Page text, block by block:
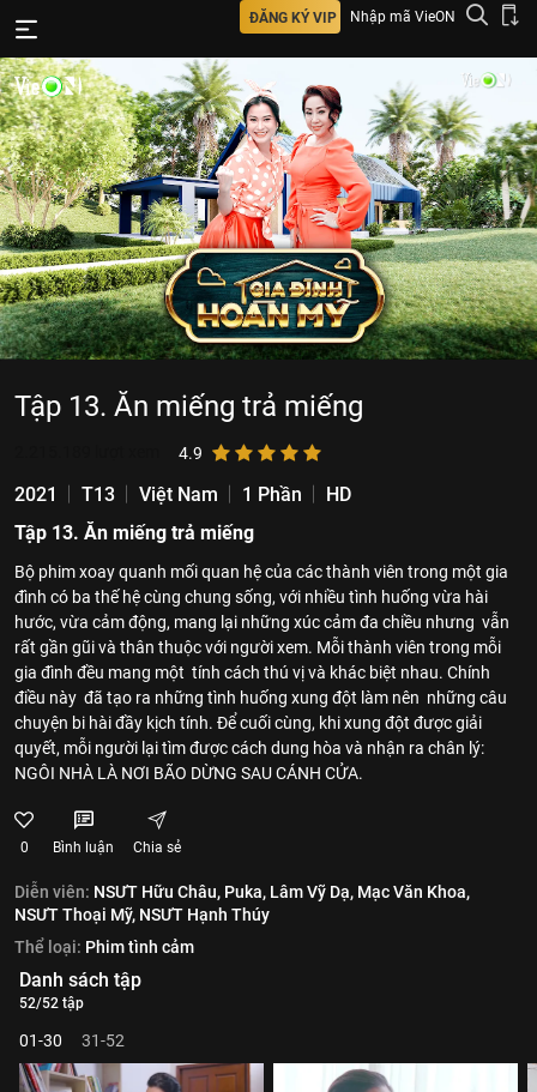
ĐĂNG KÝ VIP Nhập mã VieON
Tập 13. Ăn miếng trả miếng
4.9
2021 T13 Việt Nam 1 Phần
HD
Tập 13. Ăn miếng trả miếng
Bộ phim xoay quanh mối quan hệ của các thành viên trong một gia
đình có ba thế hệ cùng chung sống, với nhiều tình huống vừa hài
hước, vừa cảm động, mang lại những xúc cảm đa chiều nhưng vẫn
rất gần gũi và thân thuộc với người xem. Mỗi thành viên trong mỗi
gia đình đều mang một tính cách thú vị và khác biệt nhau. Chính
điều này đã tạo ra những tình huống xung đột làm nên những câu
chuyện bi hài đầy kịch tính. Để cuối cùng, khi xung đột được giải
quyết, mỗi người lại tìm được cách dung hòa và nhận ra chân lý:
NGÔI NHÀ LÀ NƠI BÃO DỪNG SAU CÁNH CỬA.
0 Bình luận Chia sẻ
Diễn viên: NSƯT Hữu Châu, Puka, Lâm Vỹ Dạ, Mạc Văn Khoa,
NSƯT Thoại Mỹ, NSƯT Hạnh Thúy
Thể loại: Phim tình cảm
Danh sách tập
52/52 tập
01-30 31-52